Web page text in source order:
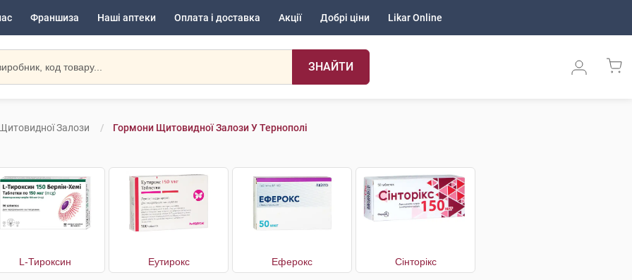
Франшиза Наші аптеки Оплата і доставка Акції Добрі ціни Likar Online
ЗНАЙТИ
Залози Гормони Щитовидної Залози У Тернополі
L-Тироксин Еутирокс Еферокс Сінторікс